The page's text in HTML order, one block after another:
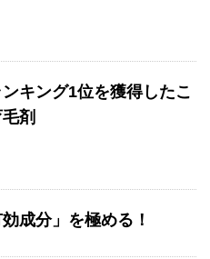
キング1位を獲得したこ
剤
成分」を極める！